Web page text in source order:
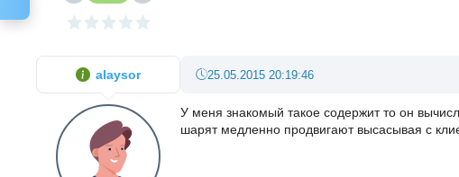
25.05.2015 20:19:46
У меня знакомый такое содержит то он
шарят медленно продвигают высасывая с
alaysor